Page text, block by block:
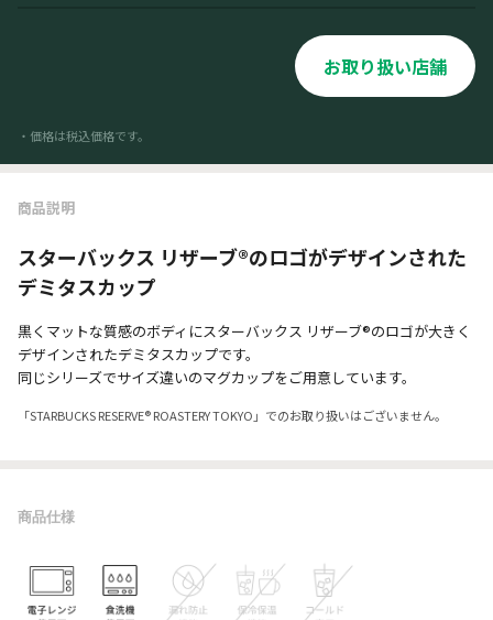
お取り扱い店舗
・価格は税込価格です。
商品説明
スターバックス リザーブ®のロゴがデザインされた
デミタスカップ
黒くマットな質感のボディにスターバックス リザーブ®のロゴが大きく
デザインされたデミタスカップです。
同じシリーズでサイズ違いのマグカップをご用意しています。
「STARBUCKS RESERVE® ROASTERY TOKYO」でのお取り扱いはございません。
商品仕様